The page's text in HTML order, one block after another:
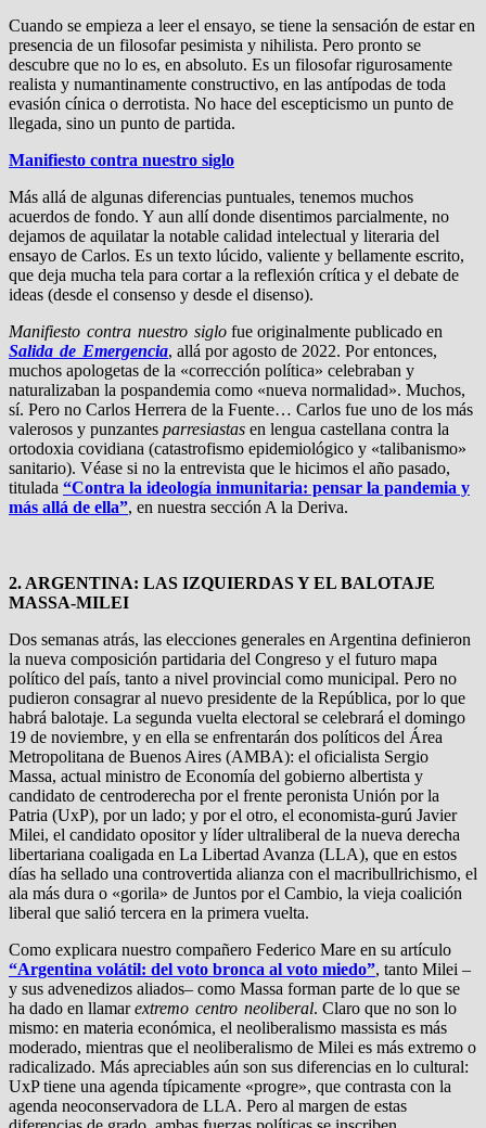
Cuando se empieza a leer el ensayo, se tiene la sensación de estar en
presencia de un filosofar pesimista y nihilista. Pero pronto se
descubre que no lo es, en absoluto. Es un filosofar rigurosamente
realista y numantinamente constructivo, en las antípodas de toda
evasión cínica o derrotista. No hace del escepticismo un punto de
llegada, sino un punto de partida.
Manifiesto contra nuestro siglo
Más allá de algunas diferencias puntuales, tenemos muchos
acuerdos de fondo. Y aun allí donde disentimos parcialmente, no
dejamos de aquilatar la notable calidad intelectual y literaria del
ensayo de Carlos. Es un texto lúcido, valiente y bellamente escrito,
que deja mucha tela para cortar a la reflexión crítica y el debate de
ideas (desde el consenso y desde el disenso).
Manifiesto contra nuestro siglo fue originalmente publicado en
Salida de Emergencia, allá por agosto de 2022. Por entonces,
muchos apologetas de la «corrección política» celebraban y
naturalizaban la pospandemia como «nueva normalidad». Muchos,
sí. Pero no Carlos Herrera de la Fuente… Carlos fue uno de los más
valerosos y punzantes parresiastas en lengua castellana contra la
ortodoxia covidiana (catastrofismo epidemiológico y «talibanismo»
sanitario). Véase si no la entrevista que le hicimos el año pasado,
titulada “Contra la ideología inmunitaria: pensar la pandemia y
más allá de ella”, en nuestra sección A la Deriva.
2. ARGENTINA: LAS IZQUIERDAS Y EL BALOTAJE
MASSA-MILEI
Dos semanas atrás, las elecciones generales en Argentina definieron
la nueva composición partidaria del Congreso y el futuro mapa
político del país, tanto a nivel provincial como municipal. Pero no
pudieron consagrar al nuevo presidente de la República, por lo que
habrá balotaje. La segunda vuelta electoral se celebrará el domingo
19 de noviembre, y en ella se enfrentarán dos políticos del Área
Metropolitana de Buenos Aires (AMBA): el oficialista Sergio
Massa, actual ministro de Economía del gobierno albertista y
candidato de centroderecha por el frente peronista Unión por la
Patria (UxP), por un lado; y por el otro, el economista-gurú Javier
Milei, el candidato opositor y líder ultraliberal de la nueva derecha
libertariana coaligada en La Libertad Avanza (LLA), que en estos
días ha sellado una controvertida alianza con el macribullrichismo, el
ala más dura o «gorila» de Juntos por el Cambio, la vieja coalición
liberal que salió tercera en la primera vuelta.
Como explicara nuestro compañero Federico Mare en su artículo
“Argentina volátil: del voto bronca al voto miedo”, tanto Milei –
y sus advenedizos aliados– como Massa forman parte de lo que se
ha dado en llamarextremo centro neoliberal. Claro que no son lo
mismo: en materia económica, el neoliberalismo massista es más
moderado, mientras que el neoliberalismo de Milei es más extremo o
radicalizado. Más apreciables aún son sus diferencias en lo cultural:
UxP tiene una agenda típicamente «progre», que contrasta con la
agenda neoconservadora de LLA. Pero al margen de estas